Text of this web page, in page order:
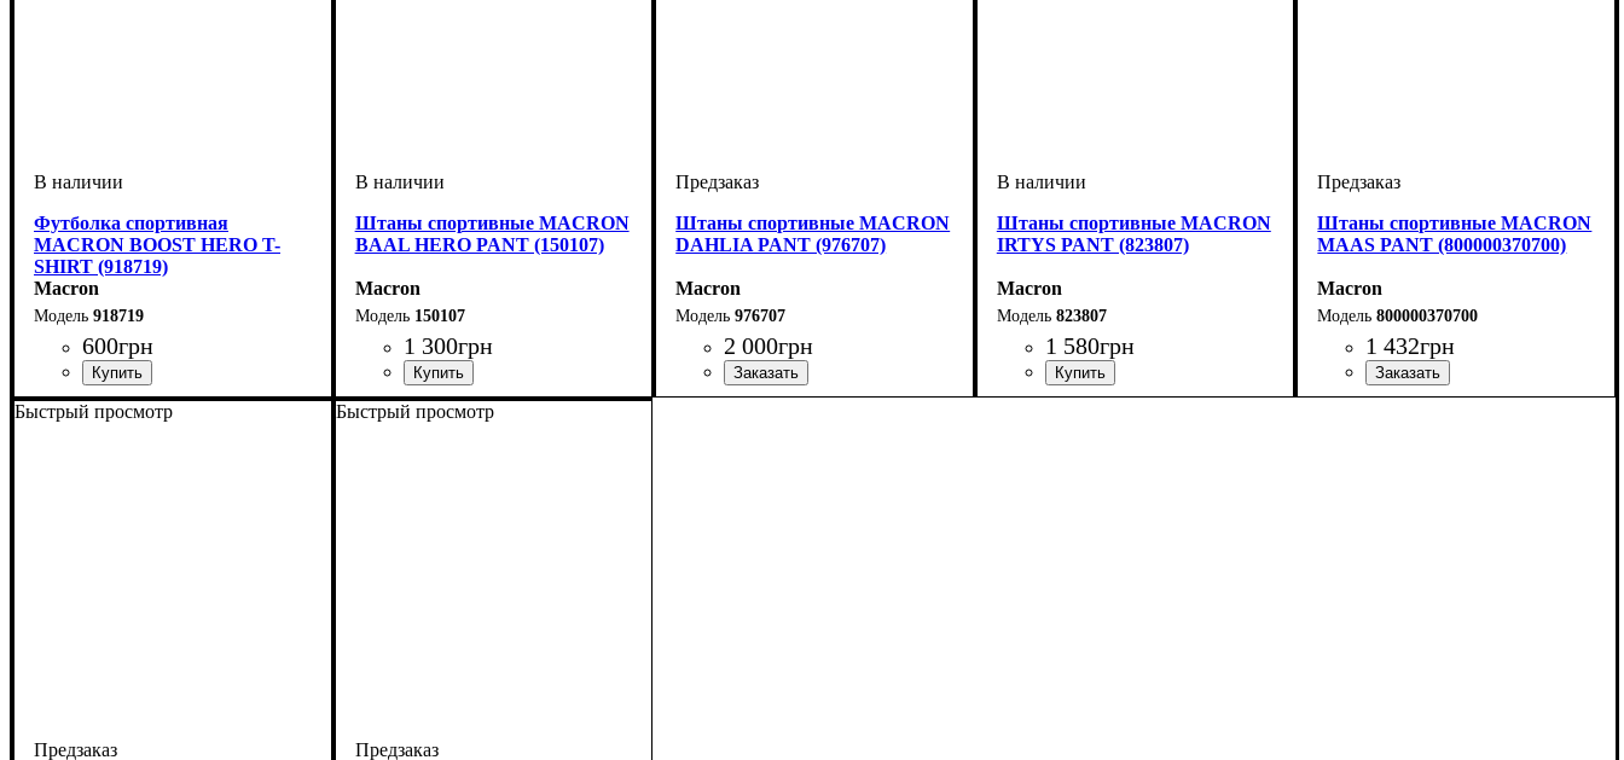
Футболка спортивная
MACRON BOOST HERO T-
SHIRT (918719)
Macron
918719
600грн
Пол: Детское, Унисекс, Мужской
Производитель: Macron
Цвет: Серый
Штаны спортивные MACRON
BAAL HERO PANT (150107)
Macron
150107
1 300грн
Пол: Унисекс
Производитель: Macron
Цвет: Темно-синий
Штаны спортивные MACRON
DAHLIA PANT (976707)
Macron
976707
2 000грн
Цвет: Темно-синий
Штаны спортивные MACRON
IRTYS PANT (823807)
Macron
823807
1 580грн
Цвет: Темно-синий
Штаны спортивные MACRON
MAAS PANT (800000370700)
Macron
800000370700
1 432грн
Цвет: Темно-синий
Быстрый просмотр Быстрый просмотр